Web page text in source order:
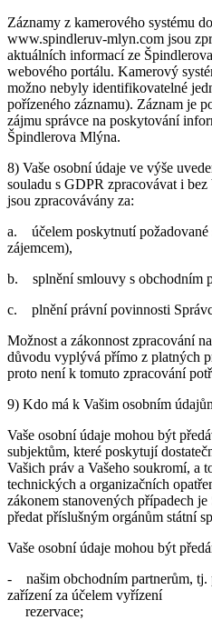
Záznamy z kamerového systému
www.spindleruv-mlyn.com jsou
aktuálních informací ze
webového portálu. Kamerový
možno nebyly identifikovatelné
pořízeného záznamu). Záznam je
zájmu správce na poskytování
Špindlerova Mlýna.
8) Vaše osobní údaje ve výše
souladu s GDPR zpracovávat i
jsou zpracovávány za:
a. účelem poskytnutí požadované
zájemcem),
b. splnění smlouvy s obchodním
c. plnění právní povinnosti
Možnost a zákonnost zpracování
důvodu vyplývá přímo z platných
proto není k tomuto zpracování
9) Kdo má k Vašim osobním
Vaše osobní údaje mohou být
subjektům, které poskytují
Vašich práv a Vašeho soukromí, a
technických a organizačních
zákonem stanovených případech
předat příslušným orgánům státní
Vaše osobní údaje mohou být
- našim obchodním partnerům, tj.
zařízení za účelem vyřízení
rezervace;